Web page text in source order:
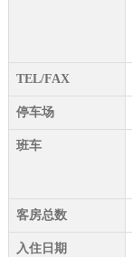
TEL/FAX
停车场
班车
客房总数
入住日期